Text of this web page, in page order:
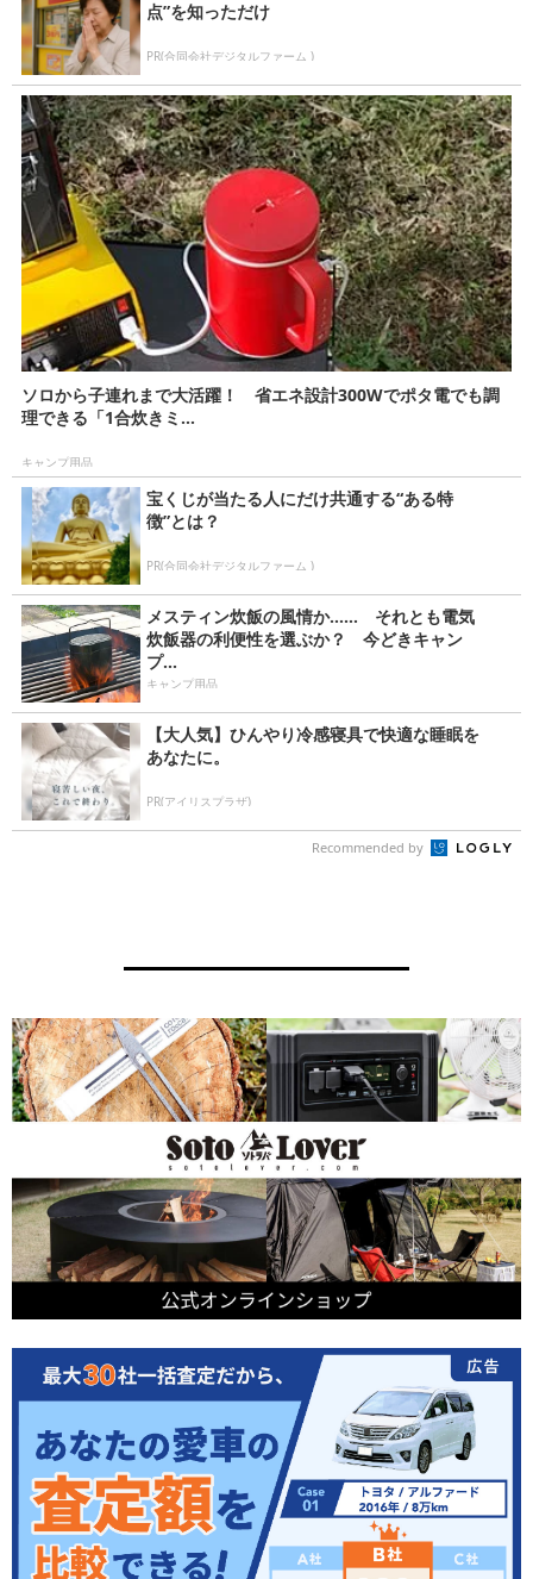
点”を知っただけ
PR(合同会社デジタルファーム )
ソロから子連れまで大活躍！ 省エネ設計300Wでポタ電でも調
理できる「1合炊きミ...
キャンプ用品
宝くじが当たる人にだけ共通する“ある特
徴”とは？
PR(合同会社デジタルファーム )
メスティン炊飯の風情か…… それとも電気
炊飯器の利便性を選ぶか？ 今どきキャン
プ...
キャンプ用品
【大人気】ひんやり冷感寝具で快適な睡眠を
あなたに。
PR(アイリスプラザ)
Recommended by